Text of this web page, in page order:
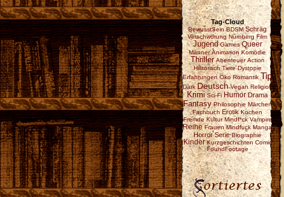
Tag-Cloud
BewusstSein BDSM Schräg
Verschwörung Nürnberg Film
Jugend Games Queer
Männer Animation Komödie
Thriller Abenteuer Action
Historisch Tiere Dystopie
Erfahrungen Öko Romantik Tip
Dark Deutsch Vegan Religion
Krimi Sci-Fi Humor Drama
Fantasy Philosophie Märchen
Fachbuch Erotik Kochen
Fremde Kultur Mindf*ck Vampire
Reihe Frauen Mindfuck Manga
Horror Serie Biographie
Kinder Kurzgeschichten Comic
FoundFootage